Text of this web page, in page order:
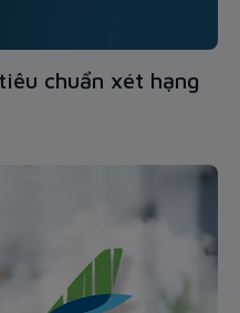
chuẩn xét hạng